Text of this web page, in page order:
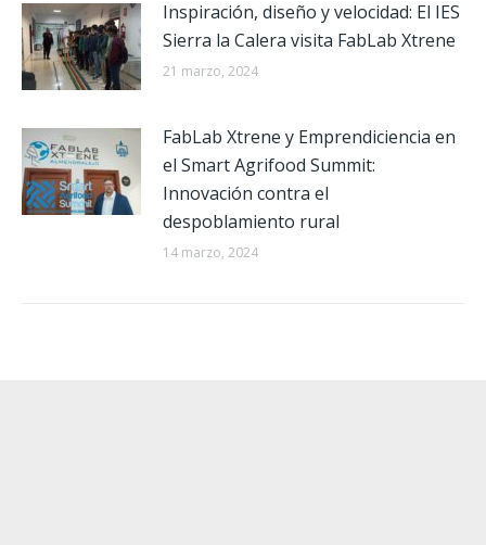
Inspiración, diseño y velocidad: El IES
Sierra la Calera visita FabLab Xtrene
21 marzo, 2024
FabLab Xtrene y Emprendiciencia en
el Smart Agrifood Summit:
Innovación contra el
despoblamiento rural
14 marzo, 2024